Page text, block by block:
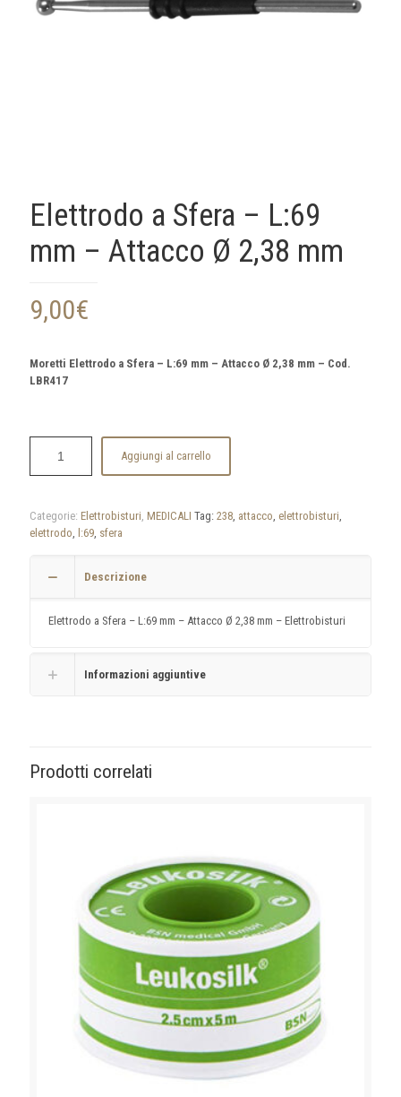
Elettrodo a Sfera – L:69
mm – Attacco Ø 2,38 mm
9,00€
Moretti Elettrodo a Sfera – L:69 mm – Attacco Ø 2,38 mm – Cod.
LBR417
Aggiungi al carrello
Categorie: Elettrobisturi, MEDICALI Tag: 238, attacco, elettrobisturi,
elettrodo, l:69, sfera
Descrizione
Elettrodo a Sfera – L:69 mm – Attacco Ø 2,38 mm – Elettrobisturi
Informazioni aggiuntive
Prodotti correlati